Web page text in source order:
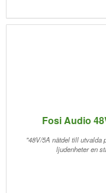
Fosi Audio
"48V/5A nätdel till utvalda
ljudenheter en